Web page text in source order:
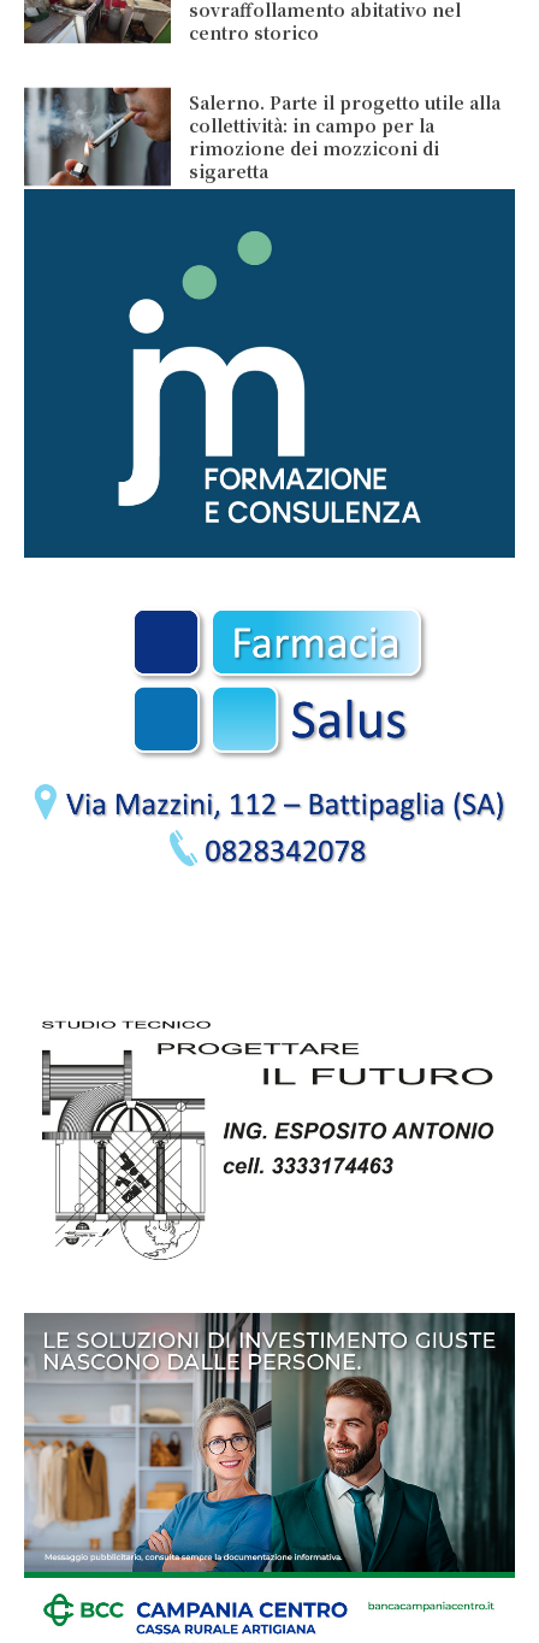
sovraffollamento abitativo nel
centro storico
Salerno. Parte il progetto utile alla
collettività: in campo per la
rimozione dei mozziconi di
sigaretta